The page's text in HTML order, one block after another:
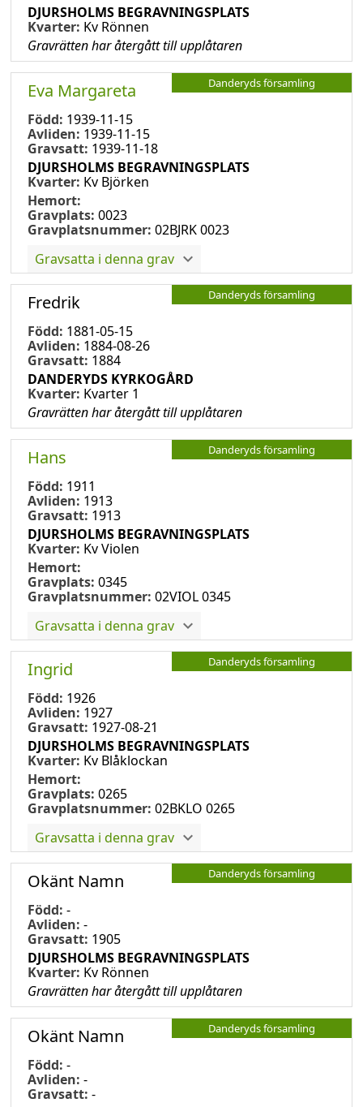
DJURSHOLMS BEGRAVNINGSPLATS
Kvarter: Kv Rönnen
Gravrätten har återgått till upplåtaren
Danderyds församling
Eva Margareta
Född: 1939-11-15
Avliden: 1939-11-15
Gravsatt: 1939-11-18
DJURSHOLMS BEGRAVNINGSPLATS
Kvarter: Kv Björken
Hemort:
Gravplats: 0023
Gravplatsnummer: 02BJRK 0023
Gravsatta i denna grav
Danderyds församling
Fredrik
Född: 1881-05-15
Avliden: 1884-08-26
Gravsatt: 1884
DANDERYDS KYRKOGÅRD
Kvarter: Kvarter 1
Gravrätten har återgått till upplåtaren
Danderyds församling
Hans
Född: 1911
Avliden: 1913
Gravsatt: 1913
DJURSHOLMS BEGRAVNINGSPLATS
Kvarter: Kv Violen
Hemort:
Gravplats: 0345
Gravplatsnummer: 02VIOL 0345
Gravsatta i denna grav
Danderyds församling
Ingrid
Född: 1926
Avliden: 1927
Gravsatt: 1927-08-21
DJURSHOLMS BEGRAVNINGSPLATS
Kvarter: Kv Blåklockan
Hemort:
Gravplats: 0265
Gravplatsnummer: 02BKLO 0265
Gravsatta i denna grav
Danderyds församling
Okänt Namn
Född: -
Avliden: -
Gravsatt: 1905
DJURSHOLMS BEGRAVNINGSPLATS
Kvarter: Kv Rönnen
Gravrätten har återgått till upplåtaren
Danderyds församling
Okänt Namn
Född: -
Avliden: -
Gravsatt: -